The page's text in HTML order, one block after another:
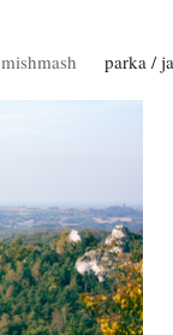
mishmash parka /